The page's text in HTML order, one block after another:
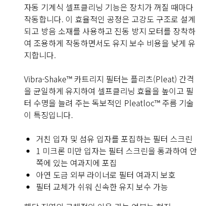
자동 기계식 셀프클리닝 기능은 장치가 꺼질 때마다
작동합니다. 이 효율적인 공정은 고강도 구조로 설계
되고 방음 소재를 사용하고 진동 방지 모터를 장착하
여 조용하게 작동하면서도 유지 보수 비용을 낮게 유
지합니다.
Vibra-Shake™ 카트리지 필터는 플리츠(Pleat) 간격
을 균일하게 유지하여 셀프클리닝 효율을 높이고 필
터 수명을 늘려 주는 독보적인 Pleatloc™ 주름 기술
이 특징입니다.
거친 입자 및 섬유 입자를 포집하는 필터 스크린
1 미크론 미만 입자는 필터 스크린을 통과하여 안
쪽에 있는 여과지에 포집
아연 도금 외부 라이너로 필터 여과지 보호
필터 교체가 쉬워 신속한 유지 보수 가능